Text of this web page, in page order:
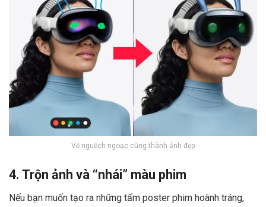
Vẽ nguệch ngoạc cũng thành ảnh đẹp
4. Trộn ảnh và “nhái” màu phim
Nếu bạn muốn tạo ra những tấm poster phim hoành tráng,